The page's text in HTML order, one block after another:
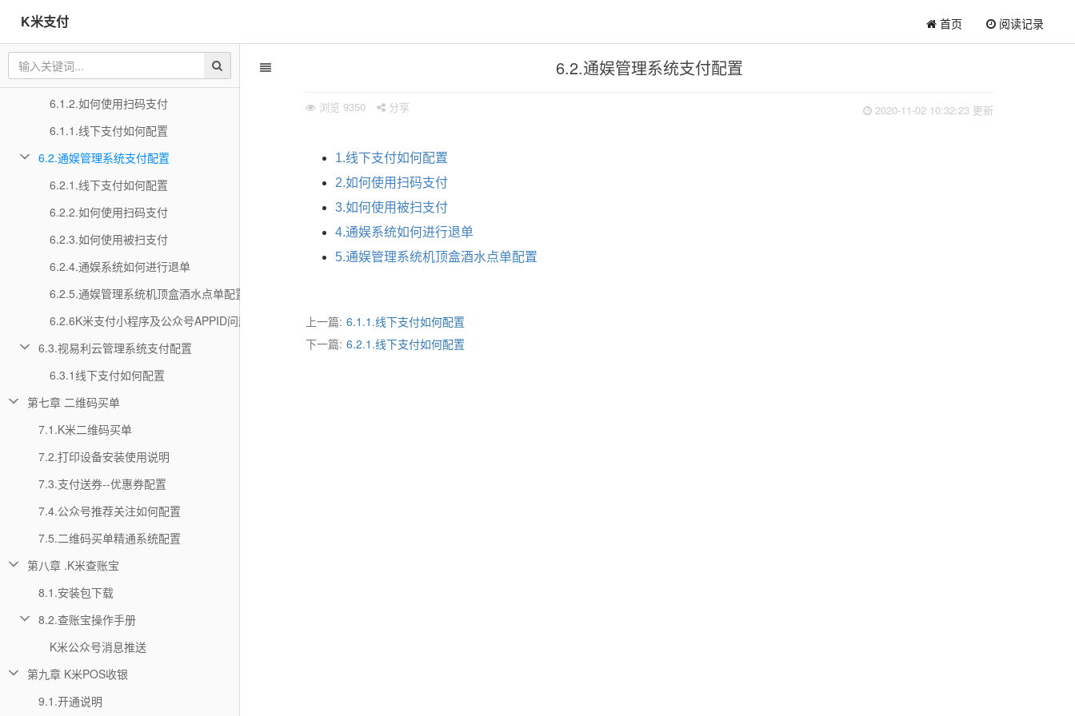
K米支付 首页 阅读记录
6.2.通娱管理系统支付配置
浏览 9350 分享 2020-11-02 10:32:23 更新
1.线下支付如何配置
2.如何使用扫码支付
3.如何使用被扫支付
4.通娱系统如何进行退单
5.通娱管理系统机顶盒酒水点单配置
上一篇: 6.1.1.线下支付如何配置
下一篇: 6.2.1.线下支付如何配置
6.1.精通管理系统支付配置
6.1 4.精通系统如何进行退单
6.1.3.如何使用被扫支付（条码支付）
6.1.2.如何使用扫码支付
6.1.1.线下支付如何配置
6.2.通娱管理系统支付配置
6.2.1.线下支付如何配置
6.2.2.如何使用扫码支付
6.2.3.如何使用被扫支付
6.2.4.通娱系统如何进行退单
6.2.5.通娱管理系统机顶盒酒水点单配置
6.2.6K米支付小程序及公众号APPID问题排查说明
6.3.视易利云管理系统支付配置
6.3.1线下支付如何配置
第七章 二维码买单
7.1.K米二维码买单
7.2.打印设备安装使用说明
7.3.支付送券--优惠券配置
7.4.公众号推荐关注如何配置
7.5.二维码买单精通系统配置
第八章 .K米查账宝
8.1.安装包下载
8.2.查账宝操作手册
K米公众号消息推送
第九章 K米POS收银
9.1.开通说明